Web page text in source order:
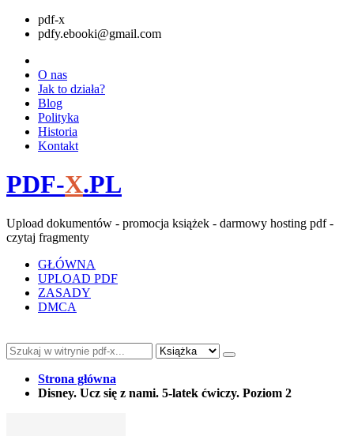
pdf-x
pdfy.ebooki@gmail.com
O nas
Jak to działa?
Blog
Polityka
Historia
Kontakt
PDF-X.PL
Upload dokumentów - promocja książek - darmowy hosting pdf -
czytaj fragmenty
GŁÓWNA
UPLOAD PDF
ZASADY
DMCA
Strona główna
Disney. Ucz się z nami. 5-latek ćwiczy. Poziom 2